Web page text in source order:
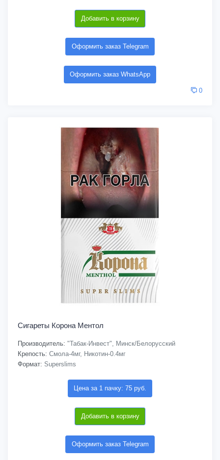
Добавить в корзину
Оформить заказ Telegram
Оформить заказ WhatsApp
0
Сигареты Корона Ментол
Производитель: "Табак-Инвест", Минск/Белорусский
Крепость: Смола-4мг, Никотин-0.4мг
Формат: Superslims
Цена за 1 пачку: 75 руб.
Добавить в корзину
Оформить заказ Telegram